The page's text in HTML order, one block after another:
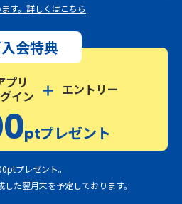
す。詳しくはこちら
会特典
プリ
イン
エントリー
ptプレゼント
プレゼント。
た翌月末を予定しております。